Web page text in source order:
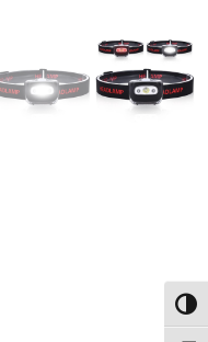
הפעל/כבה ניגודיות גבוהה